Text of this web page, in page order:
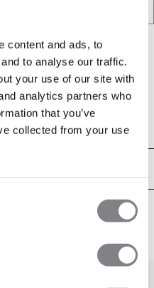
content and ads, to
to analyse our traffic.
your use of our site with
analytics partners who
that you’ve
collected from your use
i din träningsgarderob! Välj
nyanser. Med sin höga hals
dig bekväm och torr under hela
ger optimal rörelsefrihet för alla